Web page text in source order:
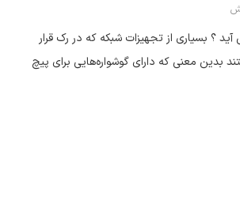
؟ بسیاری از تجهیزات شبکه که در رک قرار
بدین معنی که دارای گوشواره‌هایی برای پیچ